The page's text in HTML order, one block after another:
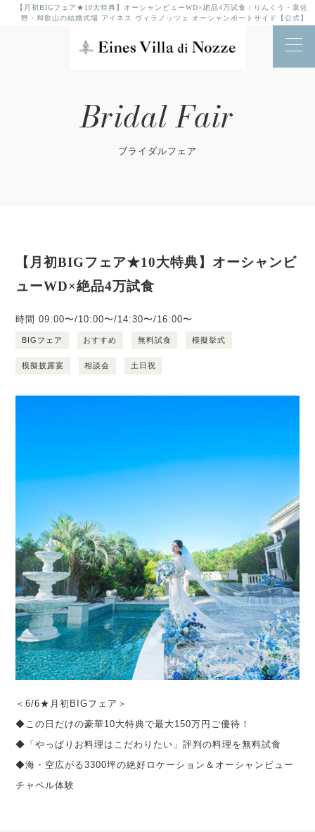
【月初BIGフェア★10大特典】オーシャンビューWD×絶品4万試食 | りんくう・泉佐
野・和歌山の結婚式場 アイネス ヴィラノッツェ オーシャンポートサイド【公式】
Bridal Fair
ブライダルフェア
【月初BIGフェア★10大特典】オーシャンビ
ューWD×絶品4万試食
時間 09:00〜/10:00〜/14:30〜/16:00〜
BIGフェア おすすめ 無料試食 模擬挙式
模擬披露宴 相談会 土日祝
＜6/6★月初BIGフェア＞
◆この日だけの豪華10大特典で最大150万円ご優待！
◆「やっぱりお料理はこだわりたい」評判の料理を無料試食
◆海・空広がる3300坪の絶好ロケーション＆オーシャンビュー
チャペル体験